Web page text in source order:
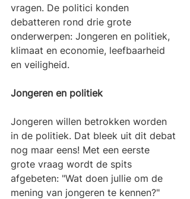
vragen. De politici konden
debatteren rond drie grote
onderwerpen: Jongeren en politiek,
klimaat en economie, leefbaarheid
en veiligheid.
Jongeren en politiek
Jongeren willen betrokken worden
in de politiek. Dat bleek uit dit debat
nog maar eens! Met een eerste
grote vraag wordt de spits
afgebeten: "Wat doen jullie om de
mening van jongeren te kennen?"